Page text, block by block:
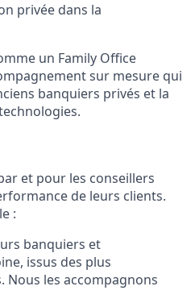
privée dans la
un Family Office
sur mesure qui
banquiers privés et la
et pour les conseillers
de leurs clients.
:
banquiers et
issus des plus
les accompagnons